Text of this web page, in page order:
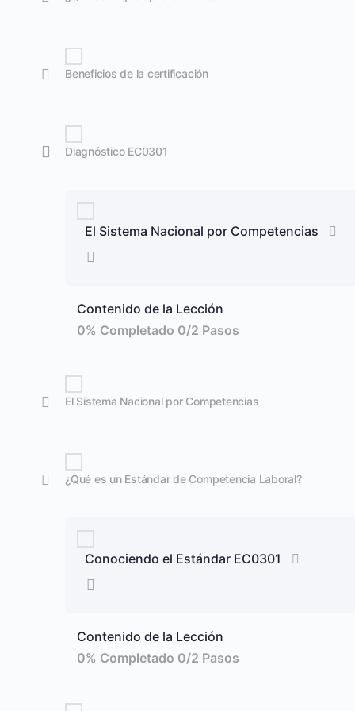
Beneficios de la certificación
Diagnóstico EC0301
El Sistema Nacional por Competencias
Contenido de la Lección
0% Completado 0/2 Pasos
El Sistema Nacional por Competencias
¿Qué es un Estándar de Competencia Laboral?
Conociendo el Estándar EC0301
Contenido de la Lección
0% Completado 0/2 Pasos